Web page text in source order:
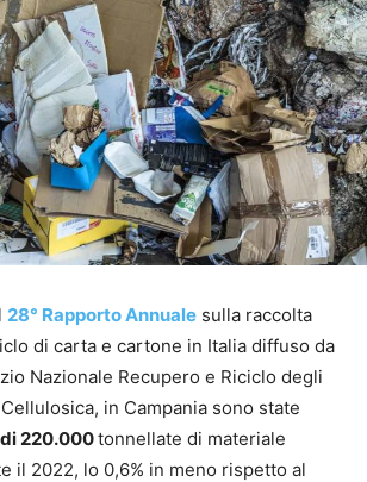
28° Rapporto Annuale sulla raccolta
di carta e cartone in Italia diffuso da
Nazionale Recupero e Riciclo degli
in Campania sono state
220.000tonnellate di materiale
il 2022, lo 0,6% in meno rispetto al